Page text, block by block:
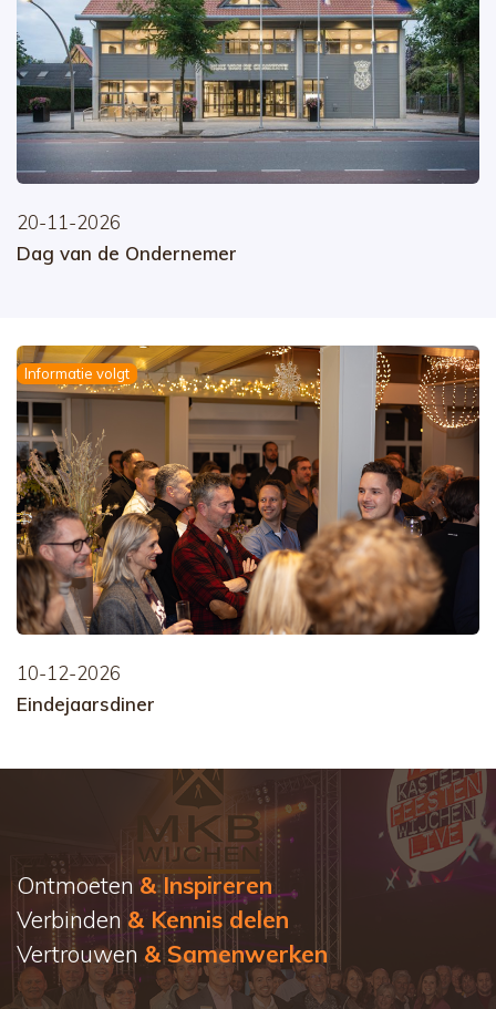
20-11-2026
Dag van de Ondernemer
Informatie volgt
10-12-2026
Eindejaarsdiner
Ontmoeten & Inspireren
Verbinden & Kennis delen
Vertrouwen & Samenwerken